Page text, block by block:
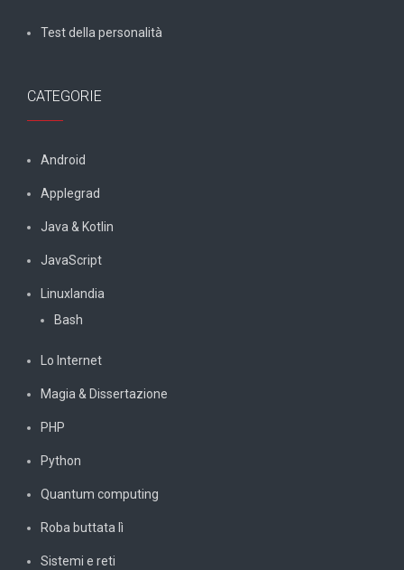
Test della personalità
CATEGORIE
Android
Applegrad
Java & Kotlin
JavaScript
Linuxlandia
Bash
Lo Internet
Magia & Dissertazione
PHP
Python
Quantum computing
Roba buttata lì
Sistemi e reti